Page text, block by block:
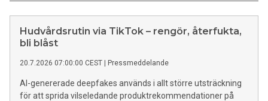
Hudvårdsrutin via TikTok – rengör, återfukta,
bli blåst
20.7.2026 07:00:00 CEST Pressmeddelande
AI-genererade deepfakes används i allt större utsträckning
för att sprida vilseledande produktrekommendationer på